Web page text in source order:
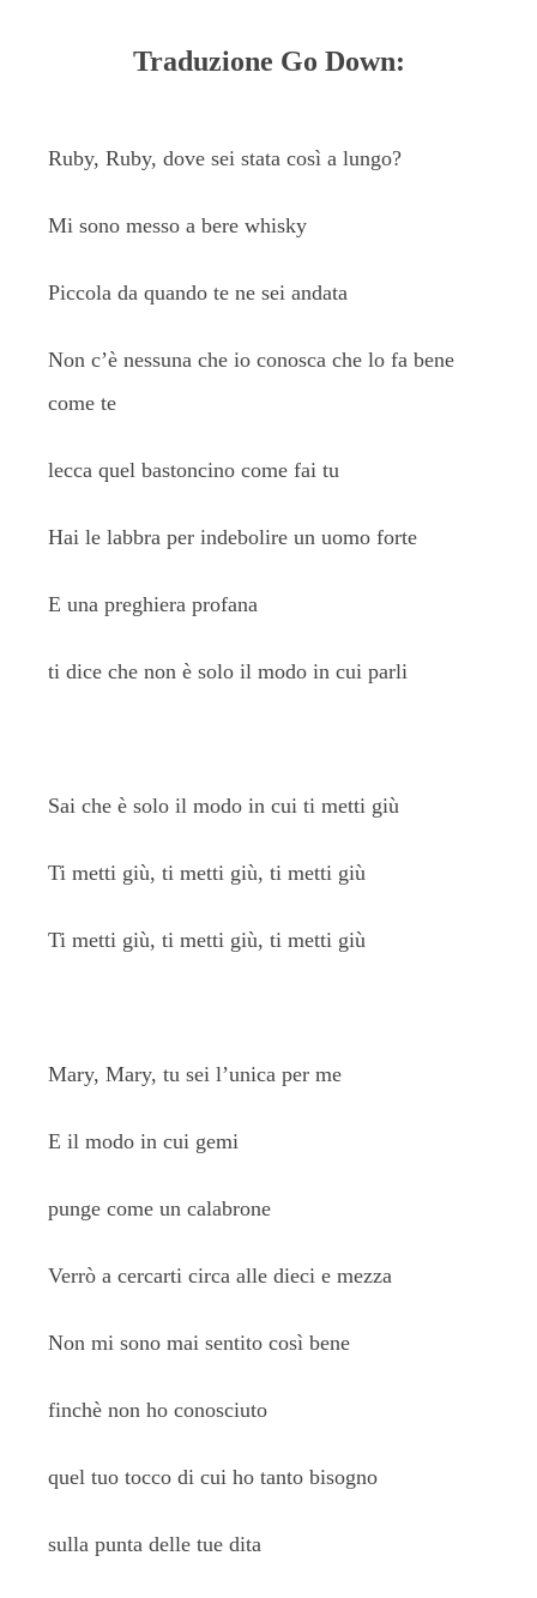
Traduzione Go Down:
Ruby, Ruby, dove sei stata così a lungo?
Mi sono messo a bere whisky
Piccola da quando te ne sei andata
Non c’è nessuna che io conosca che lo fa bene
come te
lecca quel bastoncino come fai tu
Hai le labbra per indebolire un uomo forte
E una preghiera profana
ti dice che non è solo il modo in cui parli
Sai che è solo il modo in cui ti metti giù
Ti metti giù, ti metti giù, ti metti giù
Ti metti giù, ti metti giù, ti metti giù
Mary, Mary, tu sei l’unica per me
E il modo in cui gemi
punge come un calabrone
Verrò a cercarti circa alle dieci e mezza
Non mi sono mai sentito così bene
finchè non ho conosciuto
quel tuo tocco di cui ho tanto bisogno
sulla punta delle tue dita